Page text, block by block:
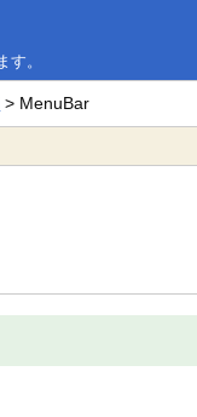
す。
> MenuBar